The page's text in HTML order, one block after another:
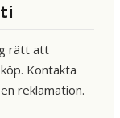
rätt att
Kontakta
reklamation.